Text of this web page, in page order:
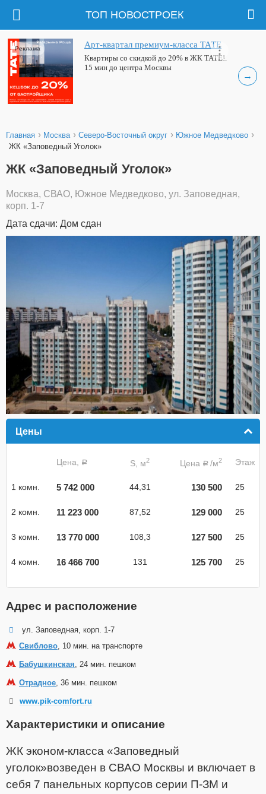
ТОП НОВОСТРОЕК
→
Арт-квартал премиум-класса ТАТЕ
Квартиры со скидкой до 20% в ЖК ТАТЕ!.
15 мин до центра Москвы
Реклама
Главная › Москва › Северо-Восточный округ › Южное Медведково ›
ЖК «Заповедный Уголок»
ЖК «Заповедный Уголок»
Москва, СВАО, Южное Медведково, ул. Заповедная,
корп. 1-7
Дата сдачи: Дом сдан
Цены
Цена, a S, м2 Цена a /м2 Этаж
1 комн. 5 742 000 44,31 130 500 25
2 комн. 11 223 000 87,52 129 000 25
3 комн. 13 770 000 108,3 127 500 25
4 комн. 16 466 700 131 125 700 25
Адрес и расположение
ул. Заповедная, корп. 1-7
Свиблово, 10 мин. на транспорте
Бабушкинская, 24 мин. пешком
Отрадное, 36 мин. пешком
www.pik-comfort.ru
Характеристики и описание
ЖК эконом-класса «Заповедный
уголок»возведен в СВАО Москвы и включает в
себя 7 панельных корпусов серии П-ЗМ и